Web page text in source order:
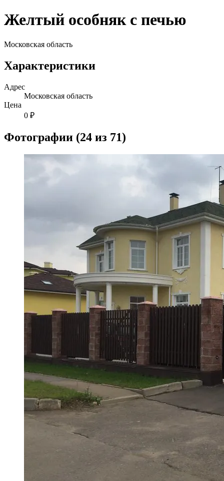
Желтый особняк с печью
Московская область
Характеристики
Адрес
Московская область
Цена
0 ₽
Фотографии (24 из 71)